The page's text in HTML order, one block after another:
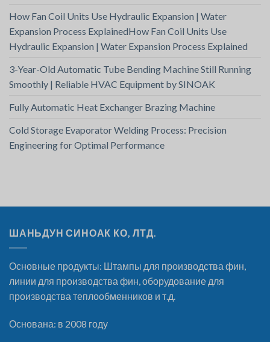
How Fan Coil Units Use Hydraulic Expansion | Water
Expansion Process ExplainedHow Fan Coil Units Use
Hydraulic Expansion | Water Expansion Process Explained
3-Year-Old Automatic Tube Bending Machine Still Running
Smoothly | Reliable HVAC Equipment by SINOAK
Fully Automatic Heat Exchanger Brazing Machine
Cold Storage Evaporator Welding Process: Precision
Engineering for Optimal Performance
ШАНЬДУН СИНОАК КО, ЛТД.
Основные продукты: Штампы для производства фин,
линии для производства фин, оборудование для
производства теплообменников и т.д.
Основана: в 2008 году